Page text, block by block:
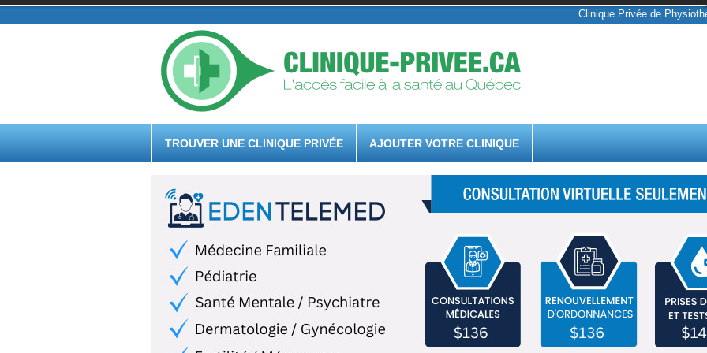
Clinique Privée de
TROUVER UNE CLINIQUE PRIVÉE AJOUTER VOTRE CLINIQUE